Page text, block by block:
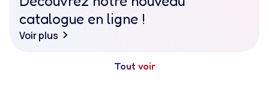
catalogue en ligne !
Voir plus
Tout voir